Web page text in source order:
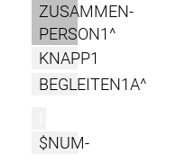
ZUSAMMEN-
PERSON1^
KNAPP1
BEGLEITEN1A^
$NUM-